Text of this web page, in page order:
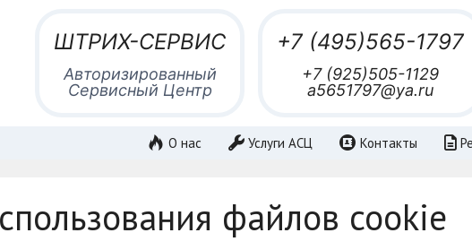
ШТРИХ-СЕРВИС
Авторизированный
Сервисный Центр
+7 (495)565-1797
+7 (925)505-1129
a5651797@ya.ru
О нас Услуги АСЦ Контакты
файлов cookie